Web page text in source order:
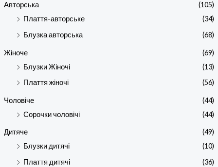
Авторська
(105)
Плаття-авторське
(34)
Блузка авторська
(68)
Жіноче
(69)
Блузки Жіночі
(13)
Плаття жіночі
(56)
Чоловіче
(44)
Сорочки чоловічі
(44)
Дитяче
(49)
Блузки дитячі
(10)
Плаття дитячі
(36)